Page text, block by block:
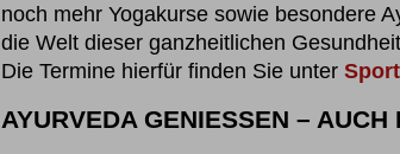
noch mehr Yogakurse sowie besondere
die Welt dieser ganzheitlichen
Die Termine hierfür finden Sie unter
AYURVEDA GENIESSEN – AUCH